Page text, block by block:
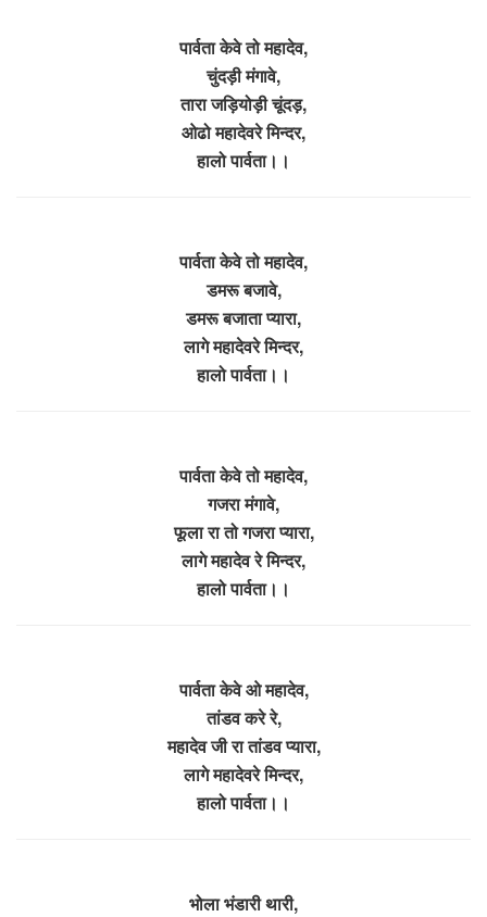
पार्वता केवे तो महादेव,
चुंदड़ी मंगावे,
तारा जड़ियोड़ी चूंदड़,
ओढो महादेवरे मिन्दर,
हालो पार्वता।।
पार्वता केवे तो महादेव,
डमरू बजावे,
डमरू बजाता प्यारा,
लागे महादेवरे मिन्दर,
हालो पार्वता।।
पार्वता केवे तो महादेव,
गजरा मंगावे,
फूला रा तो गजरा प्यारा,
लागे महादेव रे मिन्दर,
हालो पार्वता।।
पार्वता केवे ओ महादेव,
तांडव करे रे,
महादेव जी रा तांडव प्यारा,
लागे महादेवरे मिन्दर,
हालो पार्वता।।
भोला भंडारी थारी,